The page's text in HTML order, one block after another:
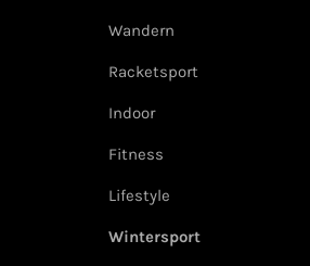
Wandern
Racketsport
Indoor
Fitness
Lifestyle
Wintersport